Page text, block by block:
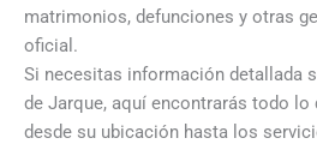
matrimonios, defunciones y otras
oficial.
Si necesitas información detallada
de Jarque, aquí encontrarás todo lo
desde su ubicación hasta los